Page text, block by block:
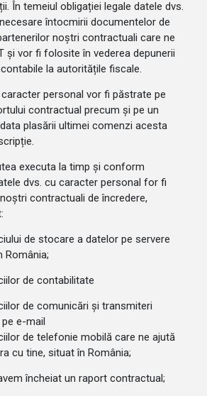
În temeiul obligației legale datele dvs.
întocmirii documentelor de
noștri contractuali care ne
și vor fi folosite în vederea depunerii
la autoritățile fiscale.
personal vor fi păstrate pe
contractual precum și pe un
plasării ultimei comenzi acesta
executa la timp și conform
dvs. cu caracter personal for fi
contractuali de încredere,
de stocare a datelor pe servere
România;
de contabilitate
de comunicări și transmiteri
e-mail
de telefonie mobilă care ne ajută
cu tine, situat în România;
încheiat un raport contractual;